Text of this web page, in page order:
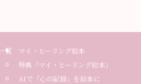
覧
マイ・ヒーリング絵本
特典「マイ・ヒーリング絵本」
AIで「心の記録」を絵本に